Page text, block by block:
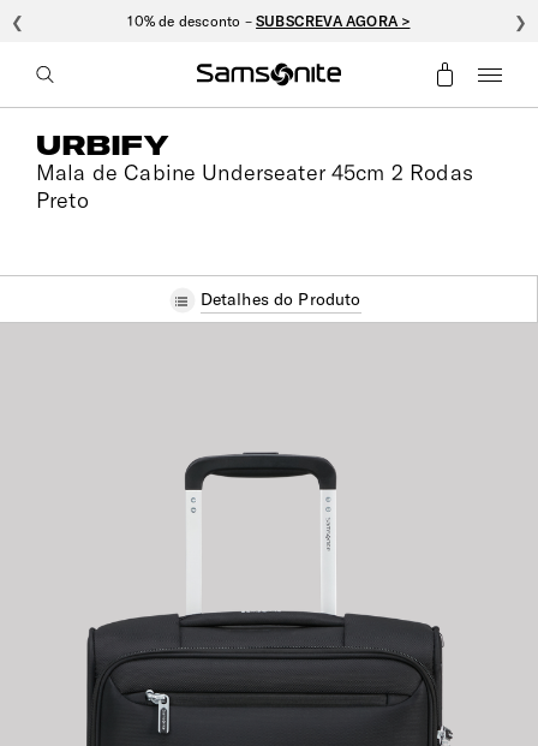
10% de desconto –SUBSCREVA AGORA >
❮ ❯
URBIFY
Mala de Cabine Underseater 45cm 2 Rodas
Preto
Detalhes do Produto